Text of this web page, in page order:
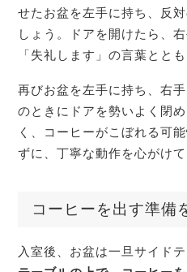
せたお盆を左手に持ち、反
しょう。ドアを開けたら、
「失礼します」の言葉とと
再びお盆を左手に持ち、右
のときにドアを勢いよく閉
く、コーヒーがこぼれる可
ずに、丁寧な動作を心がけて
コーヒーを出す準備
入室後、お盆は一旦サイド